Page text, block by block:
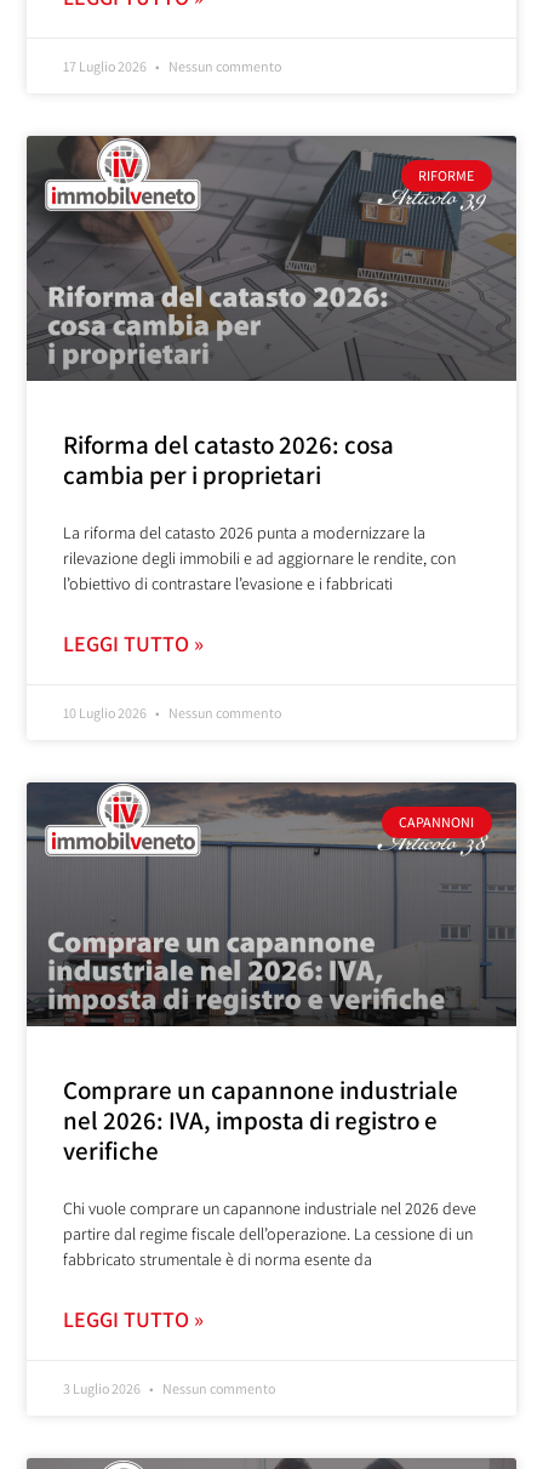
17 Luglio 2026 Nessun commento
RIFORME
Riforma del catasto 2026: cosa
cambia per i proprietari
La riforma del catasto 2026 punta a modernizzare la
rilevazione degli immobili e ad aggiornare le rendite, con
l’obiettivo di contrastare l’evasione e i fabbricati
LEGGI TUTTO »
10 Luglio 2026 Nessun commento
CAPANNONI
Comprare un capannone industriale
nel 2026: IVA, imposta di registro e
verifiche
Chi vuole comprare un capannone industriale nel 2026 deve
partire dal regime fiscale dell’operazione. La cessione di un
fabbricato strumentale è di norma esente da
LEGGI TUTTO »
3 Luglio 2026 Nessun commento